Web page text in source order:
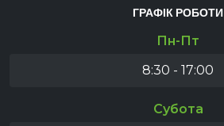
ГРАФІК РОБОТИ
Пн-Пт
8:30 - 17:00
Субота